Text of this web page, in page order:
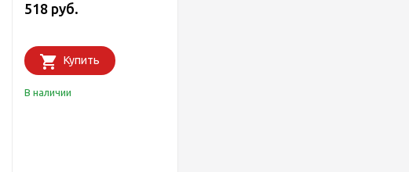
518 руб.
Купить
В наличии